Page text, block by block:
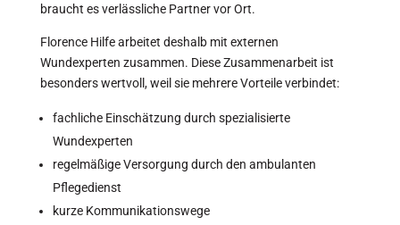
braucht es verlässliche Partner vor Ort.
Florence Hilfe arbeitet deshalb mit externen
Wundexperten zusammen. Diese Zusammenarbeit ist
besonders wertvoll, weil sie mehrere Vorteile verbindet:
fachliche Einschätzung durch spezialisierte
Wundexperten
regelmäßige Versorgung durch den ambulanten
Pflegedienst
kurze Kommunikationswege